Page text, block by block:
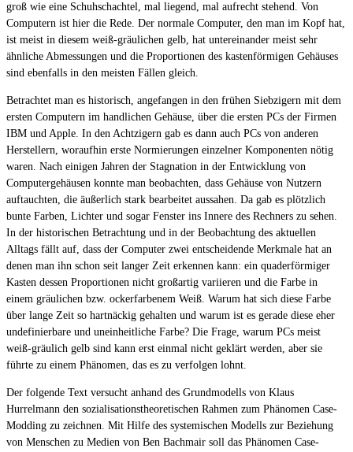
groß wie eine Schuhschachtel, mal liegend, mal aufrecht stehend. Von
Computern ist hier die Rede. Der normale Computer, den man im Kopf hat,
ist meist in diesem weiß-gräulichen gelb, hat untereinander meist sehr
ähnliche Abmessungen und die Proportionen des kastenförmigen Gehäuses
sind ebenfalls in den meisten Fällen gleich.
Betrachtet man es historisch, angefangen in den frühen Siebzigern mit dem
ersten Computern im handlichen Gehäuse, über die ersten PCs der Firmen
IBM und Apple. In den Achtzigern gab es dann auch PCs von anderen
Herstellern, woraufhin erste Normierungen einzelner Komponenten nötig
waren. Nach einigen Jahren der Stagnation in der Entwicklung von
Computergehäusen konnte man beobachten, dass Gehäuse von Nutzern
auftauchten, die äußerlich stark bearbeitet aussahen. Da gab es plötzlich
bunte Farben, Lichter und sogar Fenster ins Innere des Rechners zu sehen.
In der historischen Betrachtung und in der Beobachtung des aktuellen
Alltags fällt auf, dass der Computer zwei entscheidende Merkmale hat an
denen man ihn schon seit langer Zeit erkennen kann: ein quaderförmiger
Kasten dessen Proportionen nicht großartig variieren und die Farbe in
einem gräulichen bzw. ockerfarbenem Weiß. Warum hat sich diese Farbe
über lange Zeit so hartnäckig gehalten und warum ist es gerade diese eher
undefinierbare und uneinheitliche Farbe? Die Frage, warum PCs meist
weiß-gräulich gelb sind kann erst einmal nicht geklärt werden, aber sie
führte zu einem Phänomen, das es zu verfolgen lohnt.
Der folgende Text versucht anhand des Grundmodells von Klaus
Hurrelmann den sozialisationstheoretischen Rahmen zum Phänomen Case-
Modding zu zeichnen. Mit Hilfe des systemischen Modells zur Beziehung
von Menschen zu Medien von Ben Bachmair soll das Phänomen Case-